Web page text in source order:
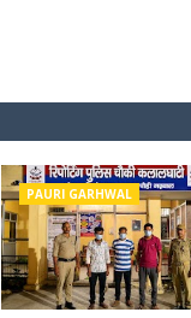
PAURI GARHWAL